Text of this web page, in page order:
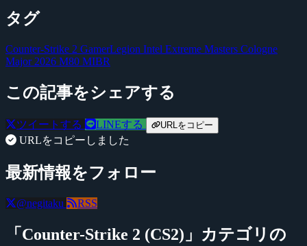
タグ
Counter-Strike 2 GamerLegion Intel Extreme Masters Cologne
Major 2026 M80 MIBR
この記事をシェアする
ツイートする LINEする URLをコピー
URLをコピーしました
最新情報をフォロー
@negitaku RSS
「Counter-Strike 2 (CS2)」カテゴリの